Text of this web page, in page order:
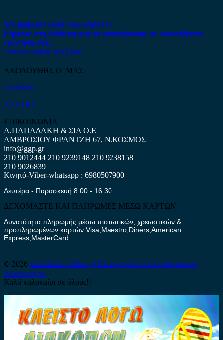
Δεν βρήκατε αυτό που ψάχνετε;
Είμαστε στη διάθεση σας να απαντήσουμε σε οποιαδήποτε
ερώτηση σας.
Επικοινωνήστε μαζί μας
ΑΚΟΛΟΥΘΗΣΤΕ ΜΑΣ
Facebook
ΧΑΡΤΗΣ
ΕΠΙΚΟΙΝΩΝΙΑ
Α.ΠΑΠΑΔΑΚΗ & ΣΙΑ Ο.Ε
ΑΜΒΡΟΣΙΟΥ ΦΡΑΝΤΖΗ 67, Ν.ΚΟΣΜΟΣ
info@ggp.gr
210 9012444 210 9239148 210 9238158
210 9026839
Κινητό-Viber-whatsapp : 6980507900
Δευτέρα - Παρασκευή 8:00 - 16:30
ΔΕΧΟΜΑΣΤΕ ΚΑΙ ΠΛΗΡΩΜΕΣ ΜΕΣΩ ΚΑΡΤΩΝ
Δυνατότητα πληρωμής μέσω πιστωτικών, χρεωστικών &
προπληρωμένων καρτών Visa,Maestro,Diners,American
Express,MasterCard.
© 2026 antallaktika-online.grΜεταχειρισμένα Ανταλλακτικά
Αυτοκινήτων
Καλό καλοκαίρι σε όλους!!